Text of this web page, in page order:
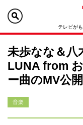
テレビが
未歩なな＆八
LUNA from
ー曲のMV公
音楽